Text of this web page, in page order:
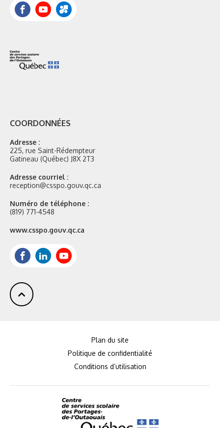
FacebookYouTube
Portail
Mozaik
COORDONNÉES
Adresse :
225, rue Saint-Rédempteur
Gatineau (Québec) J8X 2T3
Adresse courriel :
reception@csspo.gouv.qc.ca
Numéro de téléphone :
(819) 771-4548
Site
www.csspo.gouv.qc.ca
FacebookLinkedInYoutube
Plan du site
Politique de confidentialité
Conditions d’utilisation